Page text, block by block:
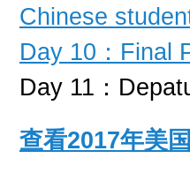
Chinese
Day 10：Final
Day 11：
查看2017年美